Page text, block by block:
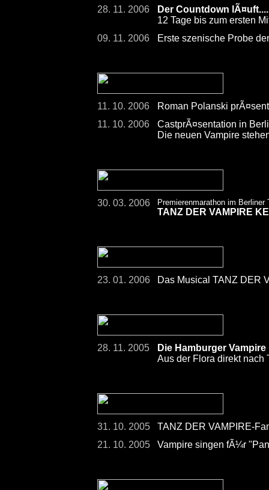
28. 11. 2006
Der Countdown
12 Tage bis zum ersten
09. 11. 2006
Erste szenische Probe
11. 10. 2006
Roman Polanski
11. 10. 2006
CastprÃ¤sentation in
Die neuen Vampire
30. 03. 2006 Premierenmarathon im
TANZ DER VAMPIRE
23. 01. 2006 Das Musical TANZ DER
28. 11. 2005
Die Hamburger
Aus der Flora direkt nach
31. 10. 2005
TANZ DER VAMPIRE-
21. 10. 2005
Vampire singen fÃ¼r